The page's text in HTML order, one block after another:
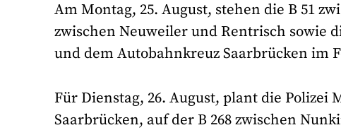
Am Montag, 25. August, stehen die B 51
zwischen Neuweiler und Rentrisch sowie
und dem Autobahnkreuz Saarbrücken im
Für Dienstag, 26. August, plant die Polizei
Saarbrücken, auf der B 268 zwischen